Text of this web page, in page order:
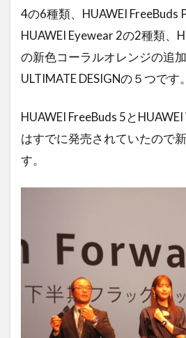
4の6種類、 HUAWEI FreeBuds
HUAWEI Eyewear 2の2種類、
の新色コーラルオレンジの追
ULTIMATE DESIGNの５つです。
HUAWEI FreeBuds 5と
はすでに発売されていたので
す。